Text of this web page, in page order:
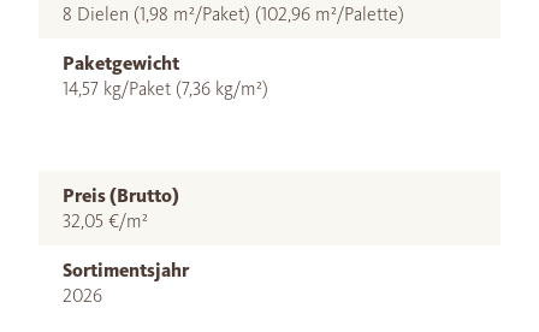
8 Dielen (1,98 m²/Paket) (102,96 m²/Palette)
Paketgewicht
14,57 kg/Paket (7,36 kg/m²)
Preis (Brutto)
32,05 €/m²
Sortimentsjahr
2026